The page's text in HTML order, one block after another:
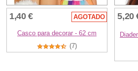
1,40 € AGOTADO
Casco para decorar - 62 cm
(7)
5,20